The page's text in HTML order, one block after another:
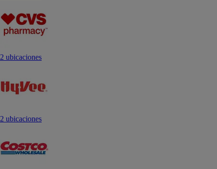
2 ubicaciones
2 ubicaciones